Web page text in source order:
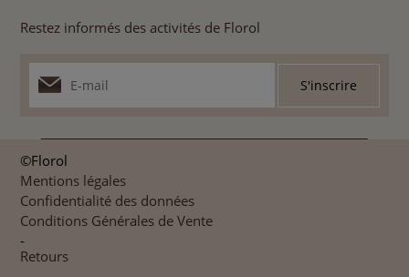
Restez informés des activités de Florol
©Florol
Mentions légales
Confidentialité des données
Conditions Générales de Vente
-
Retours